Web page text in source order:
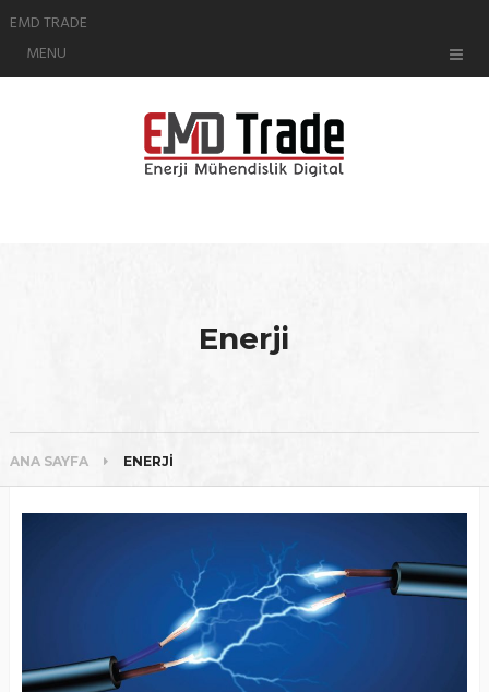
EMD TRADE
MENU
Enerji
ANA SAYFA ENERJI